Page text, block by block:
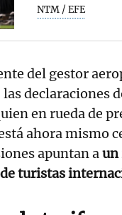
NTM / EFE
del gestor
declaraciones
en rueda de
ahora mismo
apuntan aun
turistas